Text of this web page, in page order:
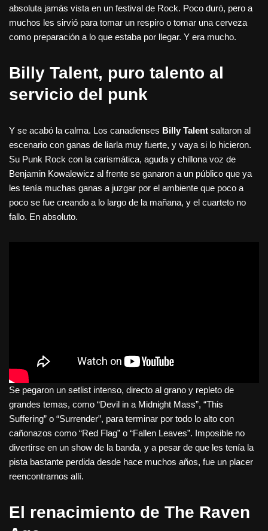
absoluta jamás vista en un festival de Rock. Poco duró, pero a
muchos les sirvió para tomar un respiro o tomar una cerveza
como preparación a lo que estaba por llegar. Y era mucho.
Billy Talent, puro talento al
servicio del punk
Y se acabó la calma. Los canadienses Billy Talent saltaron al
escenario con ganas de liarla muy fuerte, y vaya si lo hicieron.
Su Punk Rock con la carismática, aguda y chillona voz de
Benjamin Kowalewicz al frente se ganaron a un público que ya
les tenía muchas ganas a juzgar por el ambiente que poco a
poco se fue creando a lo largo de la mañana, y el cuarteto no
fallo. En absoluto.
Se pegaron un setlist intenso, directo al grano y repleto de
grandes temas, como “Devil in a Midnight Mass”, “This
Suffering” o “Surrender”, para terminar por todo lo alto con
cañonazos como “Red Flag” o “Fallen Leaves”. Imposible no
divertirse en un show de la banda, y a pesar de que les tenía la
pista bastante perdida desde hace muchos años, fue un placer
reencontrarnos allí.
El renacimiento de The Raven